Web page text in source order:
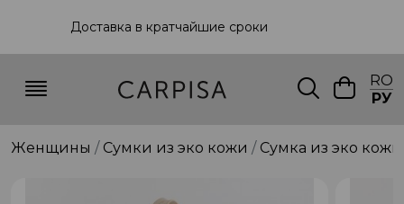
Доставка в кратчайшие сроки
RO
РУ
Женщины Сумки из эко кожи Сумка из эко кожи